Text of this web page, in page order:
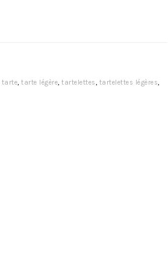
tarte, tarte légère, tartelettes, tartelettes légères,